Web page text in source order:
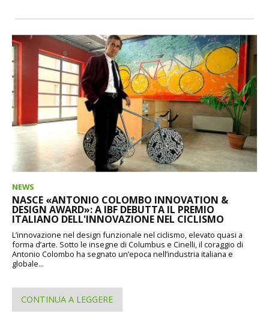
NEWS
NASCE «ANTONIO COLOMBO INNOVATION &
DESIGN AWARD»: A IBF DEBUTTA IL PREMIO
ITALIANO DELL'INNOVAZIONE NEL CICLISMO
L’innovazione nel design funzionale nel ciclismo, elevato quasi a
forma d’arte. Sotto le insegne di Columbus e Cinelli, il coraggio di
Antonio Colombo ha segnato un’epoca nell’industria italiana e
globale...
CONTINUA A LEGGERE